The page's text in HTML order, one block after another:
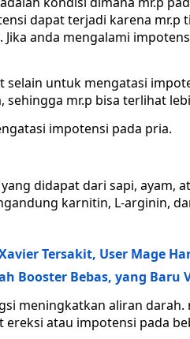
dapat terjadi karena mr.p
anda mengalami
selain untuk mengatasi
mr.p bisa terlihat
impotensi pada pria.
didapat dari sapi, ayam,
karnitin, L-arginin,
Tersakit, User Mage
Booster Bebas, yang Baru
meningkatkan aliran
atau impotensi pada